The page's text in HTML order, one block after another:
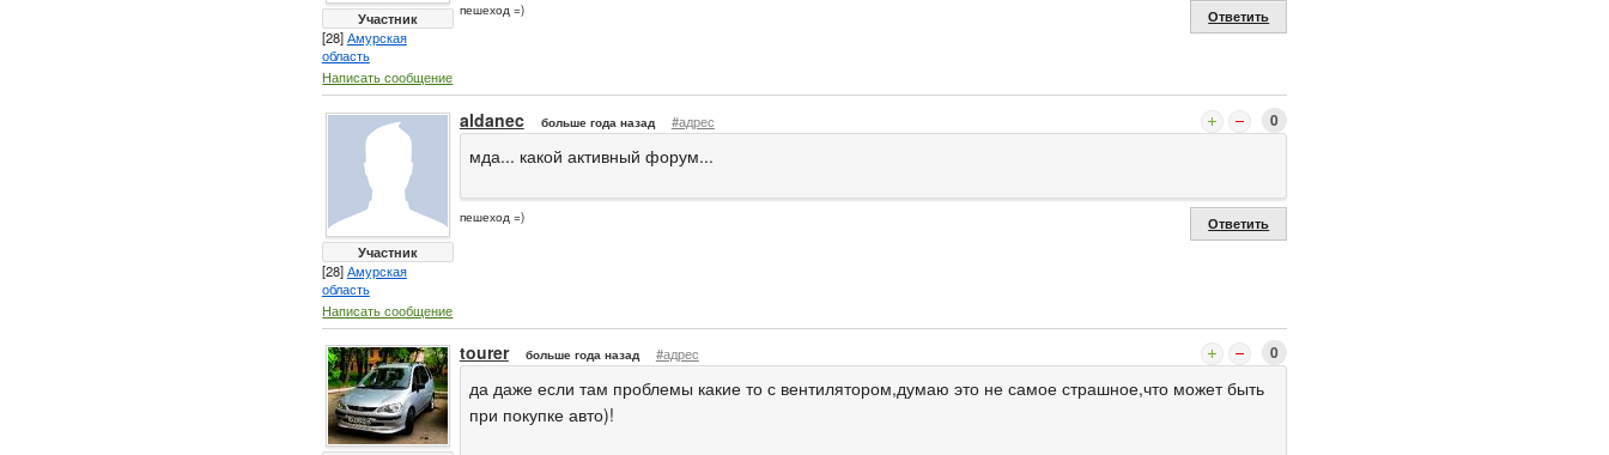
Участник
[28]Амурская
область
Написать сообщение
пешеход =) Ответить
Участник
[28]Амурская
область
Написать сообщение
aldanec больше года назад #адрес 0
мда... какой активный форум...
пешеход =) Ответить
tourer больше года назад #адрес 0
да даже если там проблемы какие то с вентилятором,думаю это не самое страшное,что может быть
при покупке авто)!